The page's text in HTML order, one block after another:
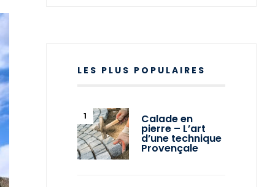
LES PLUS POPULAIRES
Calade en
pierre – L’art
d’une technique
Provençale